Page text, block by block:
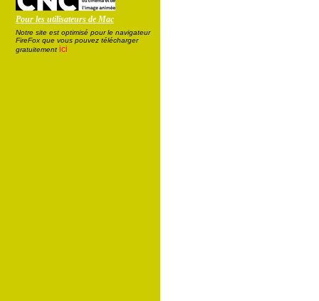
Pour les utilisateurs de Mac
Notre site est optimisé pour le navigateur
FireFox que vous pouvez télécharger
gratuitement ici